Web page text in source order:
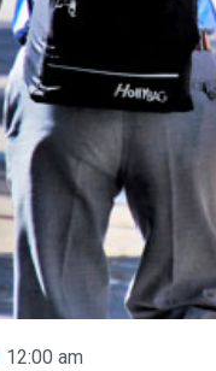
12:00 am